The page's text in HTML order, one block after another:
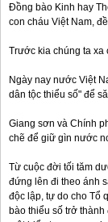
Đồng bào Kinh hay
con cháu Việt Nam,
Trước kia chúng ta xa
Ngày nay nước Việt
dân tộc thiểu số" để
Giang sơn và Chính
chẽ để giữ gìn nước
Từ cuộc đời tối tăm
đứng lên đi theo ánh
độc lập, tự do cho Tổ
bào thiểu số trở